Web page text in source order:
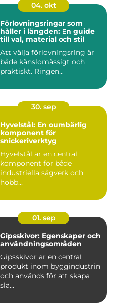
04. okt
Förlovningsringar som
håller i längden: En guide
till val, material och stil
Att välja förlovningsring är
både känslomässigt och
praktiskt. Ringen...
30. sep
Hyvelstål: En oumbärlig
komponent för
snickeriverktyg
Hyvelstål är en central
komponent för både
industriella sågverk och
hobb...
01. sep
Gipsskivor: Egenskaper och
användningsområden
Gipsskivor är en central
produkt inom byggindustrin
och används för att skapa
slä...